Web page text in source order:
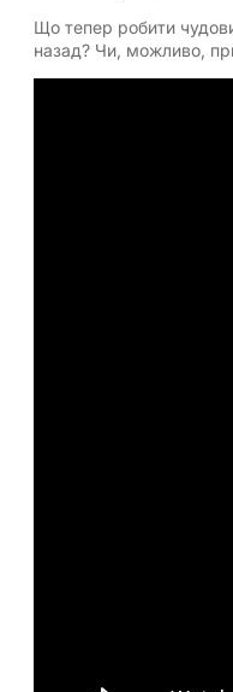
Що тепер робити
назад? Чи, можливо,